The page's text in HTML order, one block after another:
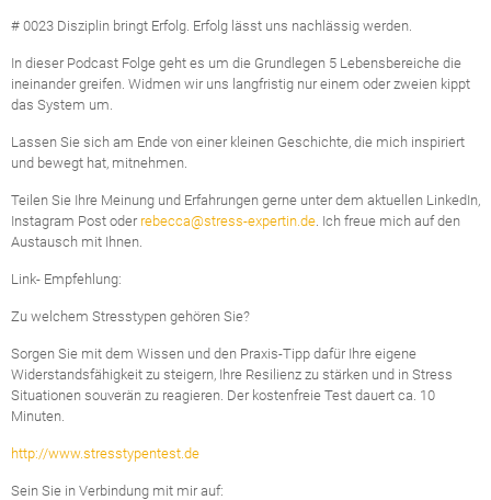
# 0023 Disziplin bringt Erfolg. Erfolg lässt uns nachlässig werden.
In dieser Podcast Folge geht es um die Grundlegen 5 Lebensbereiche die
ineinander greifen. Widmen wir uns langfristig nur einem oder zweien kippt
das System um.
Lassen Sie sich am Ende von einer kleinen Geschichte, die mich inspiriert
und bewegt hat, mitnehmen.
Teilen Sie Ihre Meinung und Erfahrungen gerne unter dem aktuellen LinkedIn,
Instagram Post oder rebecca@stress-expertin.de. Ich freue mich auf den
Austausch mit Ihnen.
Link- Empfehlung:
Zu welchem Stresstypen gehören Sie?
Sorgen Sie mit dem Wissen und den Praxis-Tipp dafür Ihre eigene
Widerstandsfähigkeit zu steigern, Ihre Resilienz zu stärken und in Stress
Situationen souverän zu reagieren. Der kostenfreie Test dauert ca. 10
Minuten.
http://www.stresstypentest.de
Sein Sie in Verbindung mit mir auf: